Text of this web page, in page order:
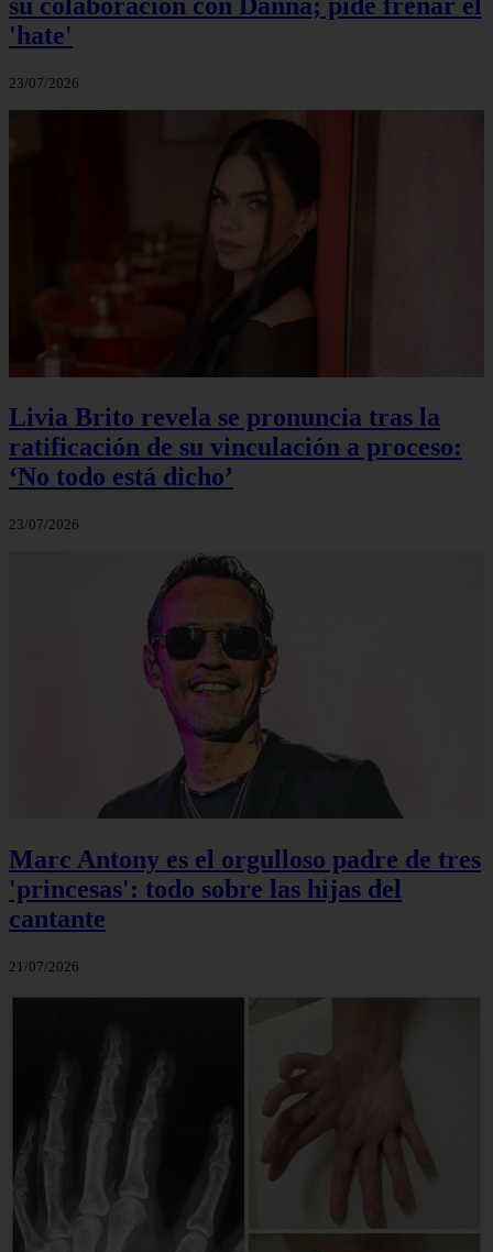
'hate'
23/07/2026
Livia Brito revela se pronuncia tras la
ratificación de su vinculación a proceso:
‘No todo está dicho’
23/07/2026
Marc Antony es el orgulloso padre de tres
'princesas': todo sobre las hijas del
cantante
21/07/2026